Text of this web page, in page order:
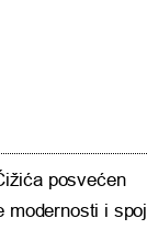
posvećen
modernosti i spoj